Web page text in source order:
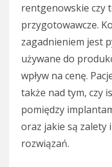
rentgenowskie czy
przygotowawcze.
zagadnieniem jest
używane do
wpływ na cenę.
także nad tym, czy
pomiędzy
oraz jakie są zalety
rozwiązań.